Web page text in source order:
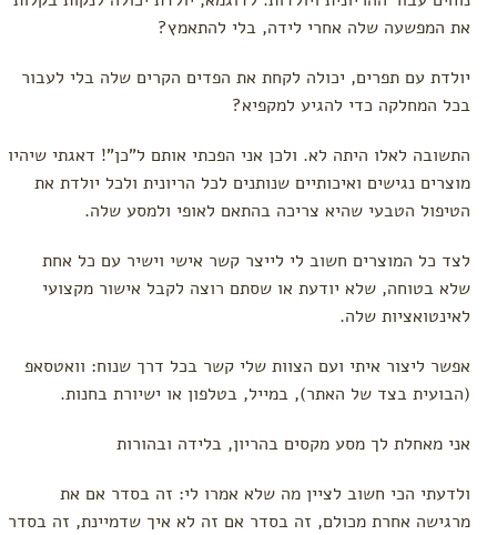
את המפשעה שלה אחרי לידה, בלי להתאמץ?
יולדת עם תפרים, יכולה לקחת את הפדים הקרים שלה בלי לעבור
בכל המחלקה כדי להגיע למקפיא?
התשובה לאלו היתה לא. ולכן אני הפכתי אותם ל"כן"! דאגתי שיהיו
מוצרים נגישים ואיכותיים שנותנים לכל הריונית ולכל יולדת את
הטיפול הטבעי שהיא צריכה בהתאם לאופי ולמסע שלה.
לצד כל המוצרים חשוב לי לייצר קשר אישי וישיר עם כל אחת
שלא בטוחה, שלא יודעת או שסתם רוצה לקבל אישור מקצועי
לאינטואציות שלה.
אפשר ליצור איתי ועם הצוות שלי קשר בכל דרך שנוח: וואטסאפ
(הבועית בצד של האתר), במייל, בטלפון או ישיורת בחנות.
אני מאחלת לך מסע מקסים בהריון, בלידה ובהורות
ולדעתי הכי חשוב לציין מה שלא אמרו לי: זה בסדר אם את
מרגישה אחרת מכולם, זה בסדר אם זה לא איך שדמיינת, זה בסדר